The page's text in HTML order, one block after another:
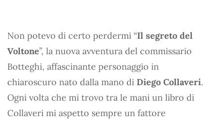
Non potevo di certo perdermi “Il segreto del
Voltone”, la nuova avventura del commissario
Botteghi, affascinante personaggio in
chiaroscuro nato dalla mano di Diego Collaveri.
Ogni volta che mi trovo tra le mani un libro di
Collaveri mi aspetto sempre un fattore